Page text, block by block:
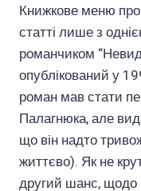
Книжкове меню
статті лише з
романчиком
опублікований у
роман мав стати
Палагнюка, але
що він надто
життєво). Як не
другий шанс, щодо